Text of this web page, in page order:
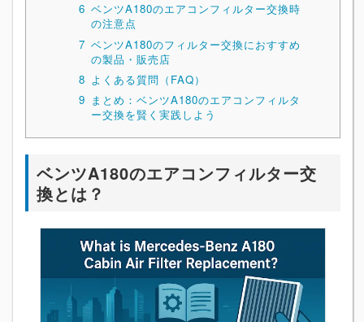
6 ベンツA180のエアコンフィルター交換時
の注意点
7 ベンツA180のフィルター交換におすすめ
の製品・販売店
8 よくある質問（FAQ）
9 まとめ：ベンツA180のエアコンフィルタ
ー交換を賢く実践しよう
ベンツA180のエアコンフィルター交
換とは？